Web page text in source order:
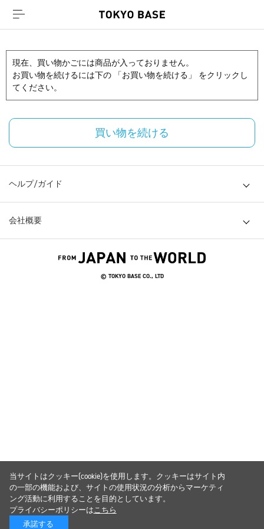
現在、買い物かごには商品が入っておりません。
お買い物を続けるには下の 「お買い物を続ける」 をクリックし
てください。
買い物を続ける
ヘルプ/ガイド
会社概要
© TOKYO BASE CO., LTD
当サイトはクッキー(cookie)を使用します。クッキーはサイト内
の一部の機能および、サイトの使用状況の分析からマーケティ
ング活動に利用することを目的としています。
プライバシーポリシーはこちら
承諾する